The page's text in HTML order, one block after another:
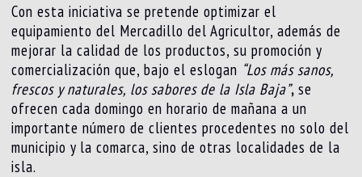
Con esta iniciativa se pretende optimizar el
equipamiento del Mercadillo del Agricultor, además de
mejorar la calidad de los productos, su promoción y
comercialización que, bajo el eslogan “Los más sanos,
frescos y naturales, los sabores de la Isla Baja”,se
ofrecen cada domingo en horario de mañana a un
importante número de clientes procedentes no solo del
municipio y la comarca, sino de otras localidades de la
isla.